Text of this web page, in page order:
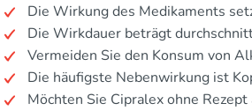
Die Wirkung des Medikaments
Die Wirkdauer beträgt
Vermeiden Sie den Konsum von
Die häufigste Nebenwirkung ist
Möchten Sie Cipralex ohne